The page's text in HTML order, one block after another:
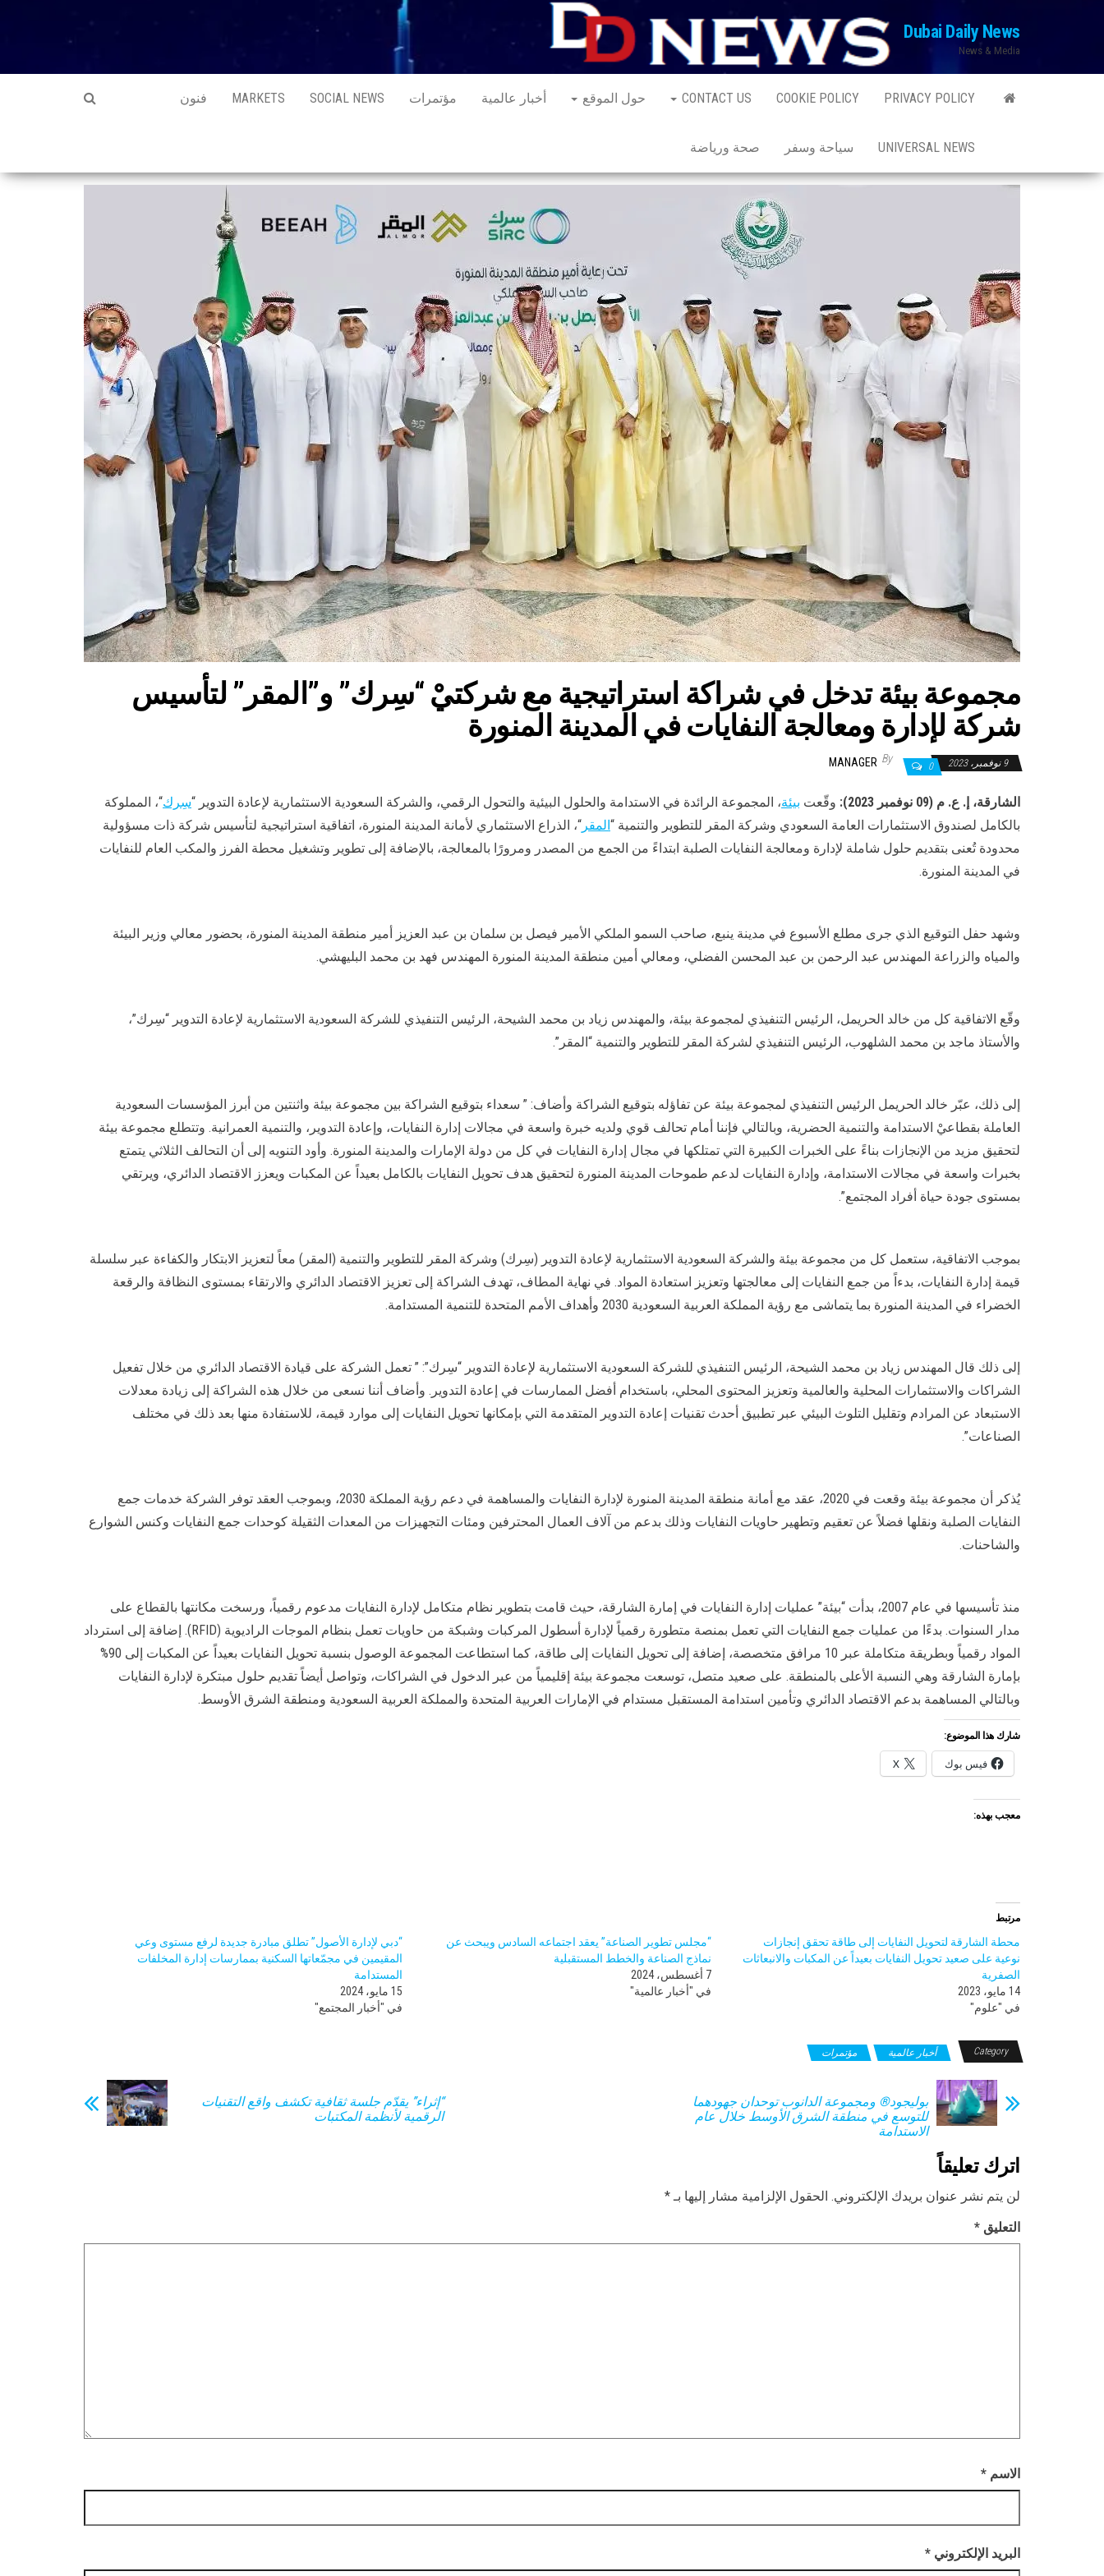
content
Dubai Daily News
News & Media
PRIVACY POLICY
COOKIE POLICY
CONTACT US حول الموقع أخبار عالمية مؤتمرات SOCIAL NEWS
MARKETS فنون
UNIVERSAL NEWS سياحة وسفر صحة ورياضة
مجموعة بيئة تدخل في شراكة استراتيجية مع شركتيْ “سِرك” و”المقر” لتأسيس
شركة لإدارة ومعالجة النفايات في المدينة المنورة
9 نوفمبر، 2023 0
By
MANAGER
الشارقة، إ. ع. م (09 نوفمبر 2023): وقّعت بيئة، المجموعة الرائدة في الاستدامة والحلول البيئية والتحول الرقمي، والشركة السعودية الاستثمارية لإعادة التدوير “سِرك“، المملوكة
بالكامل لصندوق الاستثمارات العامة السعودي وشركة المقر للتطوير والتنمية “المقر “، الذراع الاستثماري لأمانة المدينة المنورة، اتفاقية استراتيجية لتأسيس شركة ذات مسؤولية
محدودة تُعنى بتقديم حلول شاملة لإدارة ومعالجة النفايات الصلبة ابتداءً من الجمع من المصدر ومرورًا بالمعالجة، بالإضافة إلى تطوير وتشغيل محطة الفرز والمكب العام للنفايات
في المدينة المنورة.
وشهد حفل التوقيع الذي جرى مطلع الأسبوع في مدينة ينبع، صاحب السمو الملكي الأمير فيصل بن سلمان بن عبد العزيز أمير منطقة المدينة المنورة، بحضور معالي وزير البيئة
والمياه والزراعة المهندس عبد الرحمن بن عبد المحسن الفضلي، ومعالي أمين منطقة المدينة المنورة المهندس فهد بن محمد البليهشي.
وقّع الاتفاقية كل من خالد الحريمل، الرئيس التنفيذي لمجموعة بيئة، والمهندس زياد بن محمد الشيحة، الرئيس التنفيذي للشركة السعودية الاستثمارية لإعادة التدوير “سِرك”،
والأستاذ ماجد بن محمد الشلهوب، الرئيس التنفيذي لشركة المقر للتطوير والتنمية “المقر”.
إلى ذلك، عبّر خالد الحريمل الرئيس التنفيذي لمجموعة بيئة عن تفاؤله بتوقيع الشراكة وأضاف: ” سعداء بتوقيع الشراكة بين مجموعة بيئة واثنتين من أبرز المؤسسات السعودية
العاملة بقطاعيْ الاستدامة والتنمية الحضرية، وبالتالي فإننا أمام تحالف قوي ولديه خبرة واسعة في مجالات إدارة النفايات، وإعادة التدوير، والتنمية العمرانية. وتتطلع مجموعة بيئة
لتحقيق مزيد من الإنجازات بناءً على الخبرات الكبيرة التي تمتلكها في مجال إدارة النفايات في كل من دولة الإمارات والمدينة المنورة. وأود التنويه إلى أن التحالف الثلاثي يتمتع
بخبرات واسعة في مجالات الاستدامة، وإدارة النفايات لدعم طموحات المدينة المنورة لتحقيق هدف تحويل النفايات بالكامل بعيداً عن المكبات ويعزز الاقتصاد الدائري، ويرتقي
بمستوى جودة حياة أفراد المجتمع”.
بموجب الاتفاقية، ستعمل كل من مجموعة بيئة والشركة السعودية الاستثمارية لإعادة التدوير (سِرك) وشركة المقر للتطوير والتنمية (المقر) معاً لتعزيز الابتكار والكفاءة عبر سلسلة
قيمة إدارة النفايات، بدءاً من جمع النفايات إلى معالجتها وتعزيز استعادة المواد. في نهاية المطاف، تهدف الشراكة إلى تعزيز الاقتصاد الدائري والارتقاء بمستوى النظافة والرقعة
الخضراء في المدينة المنورة بما يتماشى مع رؤية المملكة العربية السعودية 2030 وأهداف الأمم المتحدة للتنمية المستدامة.
إلى ذلك قال المهندس زياد بن محمد الشيحة، الرئيس التنفيذي للشركة السعودية الاستثمارية لإعادة التدوير “سِرك”: ” تعمل الشركة على قيادة الاقتصاد الدائري من خلال تفعيل
الشراكات والاستثمارات المحلية والعالمية وتعزيز المحتوى المحلي، باستخدام أفضل الممارسات في إعادة التدوير. وأضاف أننا نسعى من خلال هذه الشراكة إلى زيادة معدلات
الاستبعاد عن المرادم وتقليل التلوث البيئي عبر تطبيق أحدث تقنيات إعادة التدوير المتقدمة التي بإمكانها تحويل النفايات إلى موارد قيمة، للاستفادة منها بعد ذلك في مختلف
الصناعات”.
يُذكر أن مجموعة بيئة وقعت في 2020، عقد مع أمانة منطقة المدينة المنورة لإدارة النفايات والمساهمة في دعم رؤية المملكة 2030، وبموجب العقد توفر الشركة خدمات جمع
النفايات الصلبة ونقلها فضلاً عن تعقيم وتطهير حاويات النفايات وذلك بدعم من آلاف العمال المحترفين ومئات التجهيزات من المعدات الثقيلة كوحدات جمع النفايات وكنس الشوارع
والشاحنات.
منذ تأسيسها في عام 2007، بدأت “بيئة” عمليات إدارة النفايات في إمارة الشارقة، حيث قامت بتطوير نظام متكامل لإدارة النفايات مدعوم رقمياً، ورسخت مكانتها بالقطاع على
مدار السنوات. بدءًا من عمليات جمع النفايات التي تعمل بمنصة متطورة رقمياً لإدارة أسطول المركبات وشبكة من حاويات تعمل بنظام الموجات الراديوية (RFID). إضافة إلى استرداد
المواد رقمياً وبطريقة متكاملة عبر 10 مرافق متخصصة، إضافة إلى تحويل النفايات إلى طاقة، كما استطاعت المجموعة الوصول بنسبة تحويل النفايات بعيداً عن المكبات إلى 90%
بإمارة الشارقة وهي النسبة الأعلى بالمنطقة. على صعيد متصل، توسعت مجموعة بيئة إقليمياً من عبر الدخول في الشراكات، وتواصل أيضاً تقديم حلول مبتكرة لإدارة النفايات
وبالتالي المساهمة بدعم الاقتصاد الدائري وتأمين استدامة المستقبل مستدام في الإمارات العربية المتحدة والمملكة العربية السعودية ومنطقة الشرق الأوسط.
شارك هذا الموضوع:
فيس بوك X
معجب بهذه:
مرتبط
محطة الشارقة لتحويل النفايات إلى طاقة تحقق إنجازات
نوعية على صعيد تحويل النفايات بعيداً عن المكبات والانبعاثات
الصفرية
14 مايو، 2023
في "علوم"
“مجلس تطوير الصناعة” يعقد اجتماعه السادس ويبحث عن
نماذج الصناعة والخطط المستقبلية
7 أغسطس، 2024
في "أخبار عالمية"
“دبي لإدارة الأصول” تطلق مبادرة جديدة لرفع مستوى وعي
المقيمين في مجمّعاتها السكنية بممارسات إدارة المخلفات
المستدامة
15 مايو، 2024
في "أخبار المجتمع"
Category أخبار عالمية مؤتمرات
“إثراء” يقدّم جلسة ثقافية تكشف واقع التقنيات
الرقمية لأنظمة المكتبات
بوليجود® ومجموعة الدانوب توحدان جهودهما
للتوسع في منطقة الشرق الأوسط خلال عام
الاستدامة
اترك تعليقاً
لن يتم نشر عنوان بريدك الإلكتروني. الحقول الإلزامية مشار إليها بـ*
التعليق *
الاسم *
البريد الإلكتروني *